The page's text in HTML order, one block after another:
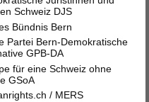
Schweiz DJS
Bündnis Bern
Partei Bern-Demokratische
GPB-DA
für eine Schweiz ohne
GSoA
/ MERS